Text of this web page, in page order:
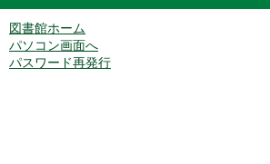
図書館ホーム
パソコン画面へ
パスワード再発行